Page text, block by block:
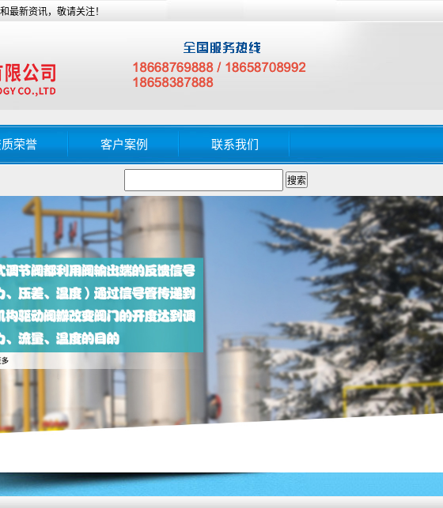
新资讯，敬请关注！
荣誉 客户案例 联系我们